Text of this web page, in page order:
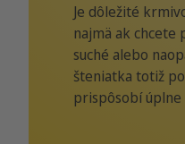
Je dôležité
najmä ak chcete
suché alebo
šteniatka totiž
prispôsobí úplne